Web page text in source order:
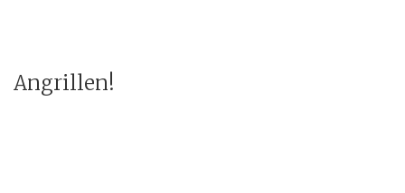
Angrillen!